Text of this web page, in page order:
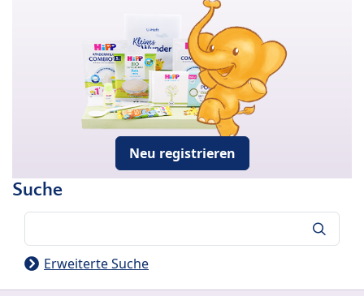
Neu registrieren
Suche
Erweiterte Suche